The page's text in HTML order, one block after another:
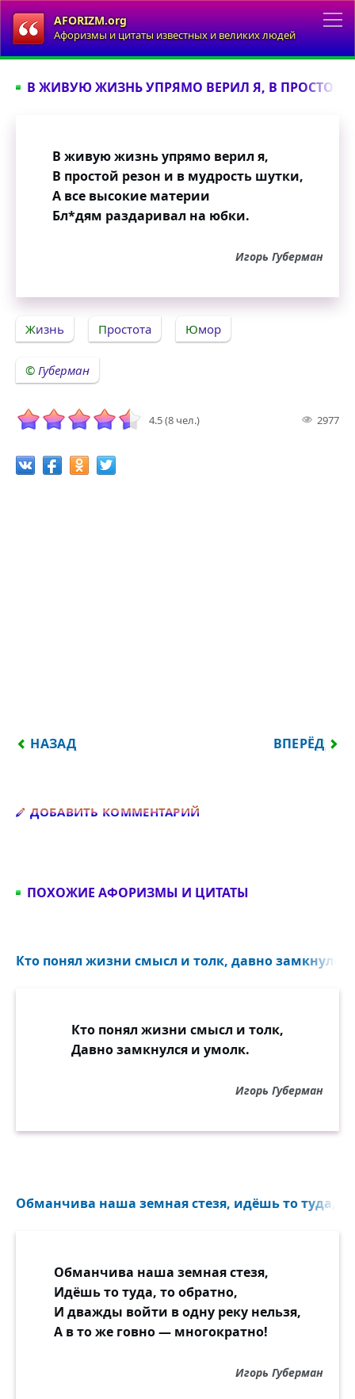
AFORIZM.org
Афоризмы и цитаты известных и великих людей
В ЖИВУЮ ЖИЗНЬ УПРЯМО ВЕРИЛ Я, В ПРОСТОЙ
В живую жизнь упрямо верил я,
В простой резон и в мудрость шутки,
А все высокие материи
Бл*дям раздаривал на юбки.
Игорь Губерман
Жизнь Простота Юмор
Губерман
4.5 (8 чел.) 2977
ПРЕДЫДУЩИЙ: ТО НАСЛАЖДАЯСЬ, ТО СКОРБЯ,
НАЗАД ВПЕРЁД
ДОБАВИТЬ КОММЕНТАРИЙ
ПОХОЖИЕ АФОРИЗМЫ И ЦИТАТЫ
Кто понял жизни смысл и толк, давно замкнулся
Кто понял жизни смысл и толк,
Давно замкнулся и умолк.
Игорь Губерман
Обманчива наша земная стезя, идёшь то туда,
Обманчива наша земная стезя,
Идёшь то туда, то обратно,
И дважды войти в одну реку нельзя,
А в то же говно — многократно!
Игорь Губерман